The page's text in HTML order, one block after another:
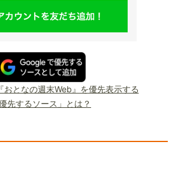
おとなの週末Web』を優先表示する
優先するソース」とは？